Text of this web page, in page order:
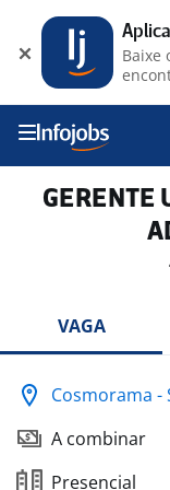
GERENTE
VAGA
Cosmorama -
A combinar
Presencial
Baixe